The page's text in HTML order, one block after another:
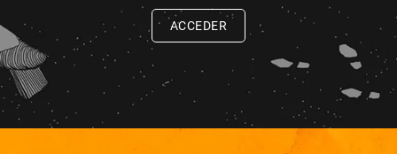
ACCEDER